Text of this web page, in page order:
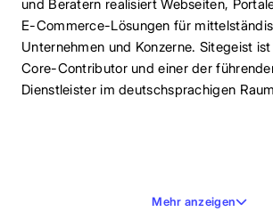
und Beratern realisiert Webseiten,
E-Commerce-Lösungen für
Unternehmen und Konzerne. Sitegeist
Core-Contributor und einer der
Dienstleister im deutschsprachigen
Mehr anzeigen